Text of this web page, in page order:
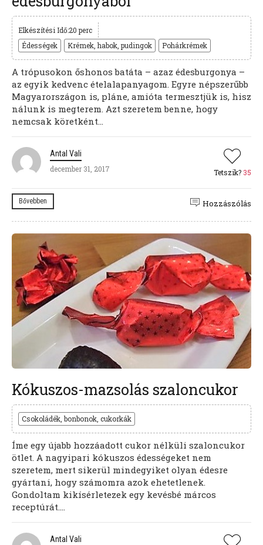
Elkészítési Idő:20 perc
Édességek
Krémek, habok, pudingok Pohárkrémek
A trópusokon őshonos batáta – azaz édesburgonya –
az egyik kedvenc ételalapanyagom. Egyre népszerűbb
Magyarországon is, pláne, amióta termesztjük is, hisz
nálunk is megterem. Azt szeretem benne, hogy
nemcsak köretként...
Antal Vali
december 31, 2017
Tetszik? 35
Bővebben Hozzászólás
Kókuszos-mazsolás szaloncukor
Csokoládék, bonbonok, cukorkák
Íme egy újabb hozzáadott cukor nélküli szaloncukor
ötlet. A nagyipari kókuszos édességeket nem
szeretem, mert sikerül mindegyiket olyan édesre
gyártani, hogy számomra azok ehetetlenek.
Gondoltam kikísérletezek egy kevésbé márcos
receptúrát....
Antal Vali